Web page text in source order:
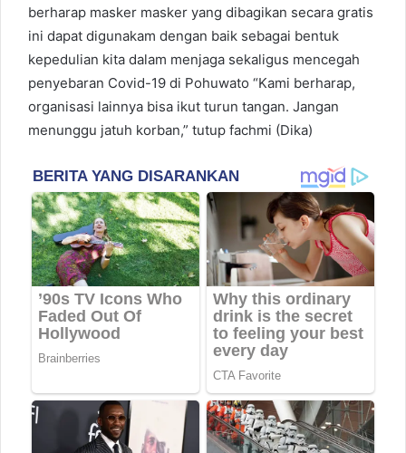
berharap masker masker yang dibagikan secara gratis
ini dapat digunakam dengan baik sebagai bentuk
kepedulian kita dalam menjaga sekaligus mencegah
penyebaran Covid-19 di Pohuwato “Kami berharap,
organisasi lainnya bisa ikut turun tangan. Jangan
menunggu jatuh korban,” tutup fachmi (Dika)